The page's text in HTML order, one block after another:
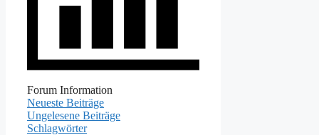
Forum Information
Neueste Beiträge
Ungelesene Beiträge
Schlagwörter